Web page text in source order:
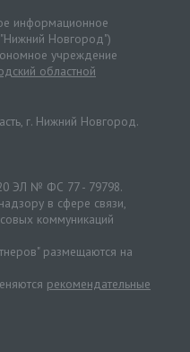
информационное
Новгород")
учреждение
областной
г. Нижний Новгород.
ЭЛ № ФС 77 - 79798.
в сфере связи,
коммуникаций
размещаются на
рекомендательные